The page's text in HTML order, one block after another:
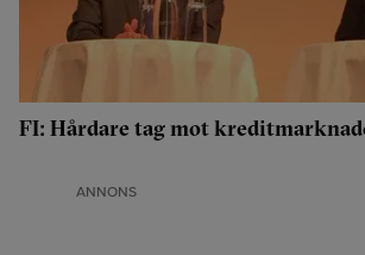
FI: Hårdare tag mot
ANNONS